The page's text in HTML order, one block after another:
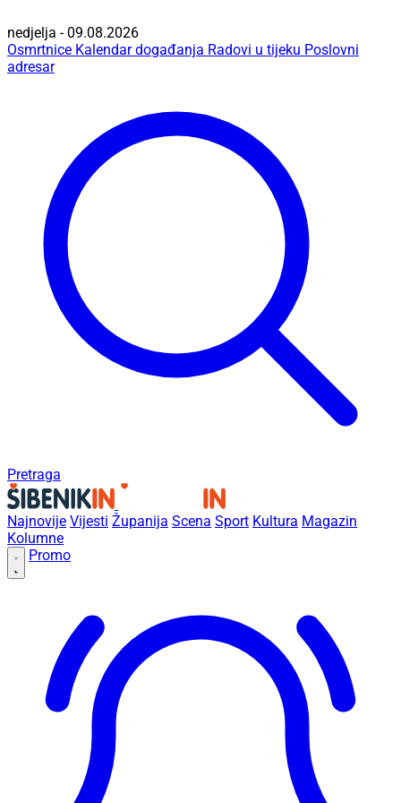
nedjelja - 09.08.2026
Osmrtnice Kalendar događanja Radovi u tijeku Poslovni
adresar
Pretraga
Najnovije Vijesti Županija Scena Sport Kultura Magazin
Kolumne
Promo